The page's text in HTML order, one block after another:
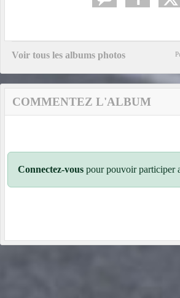
Voir tous les albums photos
COMMENTEZ L'ALBUM
Connectez-vous pour pouvoir participer